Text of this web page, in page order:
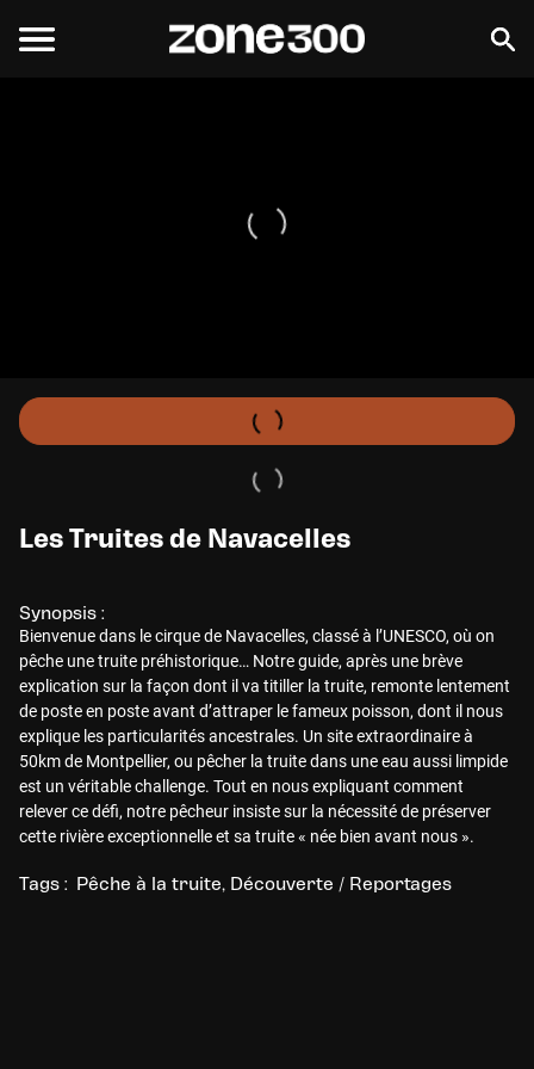
Les Truites de Navacelles
Synopsis :
Bienvenue dans le cirque de Navacelles, classé à l’UNESCO, où on
pêche une truite préhistorique… Notre guide, après une brève
explication sur la façon dont il va titiller la truite, remonte lentement
de poste en poste avant d’attraper le fameux poisson, dont il nous
explique les particularités ancestrales. Un site extraordinaire à
50km de Montpellier, ou pêcher la truite dans une eau aussi limpide
est un véritable challenge. Tout en nous expliquant comment
relever ce défi, notre pêcheur insiste sur la nécessité de préserver
cette rivière exceptionnelle et sa truite « née bien avant nous ».
Tags : Pêche à la truite Découverte / Reportages